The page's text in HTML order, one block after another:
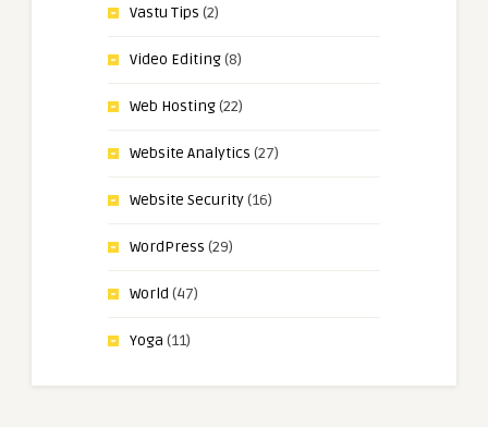
Vastu Tips (2)
Video Editing(8)
Web Hosting(22)
Website Analytics (27)
Website Security(16)
WordPress (29)
World (47)
Yoga (11)